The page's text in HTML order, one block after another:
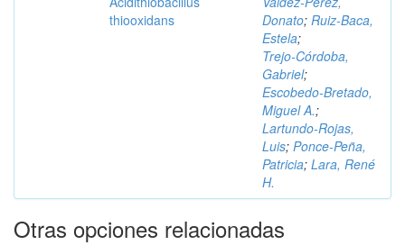
thiooxidans
Donato; Ruiz‑Baca,
Estela;
Trejo‑Córdoba,
Gabriel;
Escobedo‑Bretado,
Miguel A.;
Lartundo‑Rojas,
Luis; Ponce‑Peña,
Patricia; Lara, René
H.
Otras opciones relacionadas